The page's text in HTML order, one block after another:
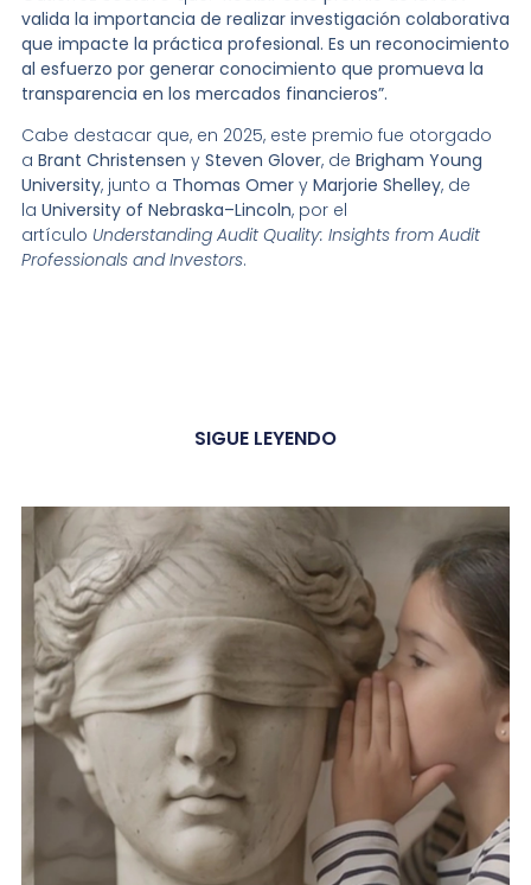
valida la importancia de realizar investigación colaborativa
que impacte la práctica profesional. Es un reconocimiento
al esfuerzo por generar conocimiento que promueva la
transparencia en los mercados financieros”.
Cabe destacar que, en 2025, este premio fue otorgado
a Brant Christensen y Steven Glover, de Brigham Young
University, junto a Thomas Omery Marjorie Shelley, de
la University of Nebraska–Lincoln, por el
artículo Understanding Audit Quality: Insights from Audit
Professionals and Investors.
SIGUE LEYENDO